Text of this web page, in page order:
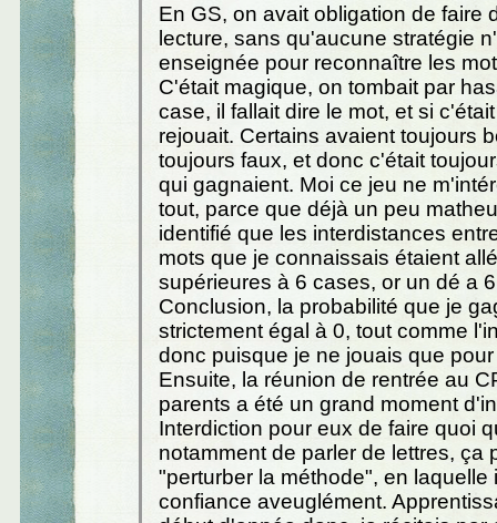
En GS, on avait obligation de faire
lecture, sans qu'aucune stratégie
enseignée pour reconnaître les
C'était magique, on tombait par
case, il fallait dire le mot, et si
rejouait. Certains avaient toujours
toujours faux, et donc c'était
qui gagnaient. Moi ce jeu ne
tout, parce que déjà un peu
identifié que les interdistances
mots que je connaissais étaient
supérieures à 6 cases, or un dé a
Conclusion, la probabilité que je
strictement égal à 0, tout comme
donc puisque je ne jouais que
Ensuite, la réunion de rentrée au
parents a été un grand moment
Interdiction pour eux de faire quoi
notamment de parler de lettres, ça
"perturber la méthode", en laquelle
confiance aveuglément.